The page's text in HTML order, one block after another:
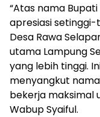
“Atas nama
apresiasi
Desa Rawa
utama Lampung
yang lebih tinggi.
menyangkut
bekerja maksimal
Wabup Syaiful.